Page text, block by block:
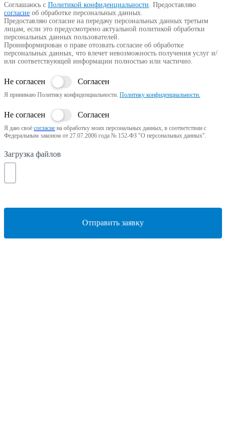
Соглашаюсь с Политикой конфиденциальности Предоставляю
согласие об обработке персональных данных.
Предоставляю согласие на передачу персональных данных третьим
лицам, если это предусмотрено актуальной политикой обработки
персональных данных пользователей.
Проинформирован о праве отозвать согласие об обработке
персональных данных, что влечет невозможность получения услуг и/
или соответствующей информации полностью или частично.
Не согласен Согласен
Я принимаю Политику конфиденциальности. Политику конфиденциальности.
Не согласен Согласен
Я даю своё согласие на обработку моих персональных данных, в соответствии с
Федеральным законом от 27.07.2006 года № 152-ФЗ "О персональных данных".
Загрузка файлов
Отправить заявку